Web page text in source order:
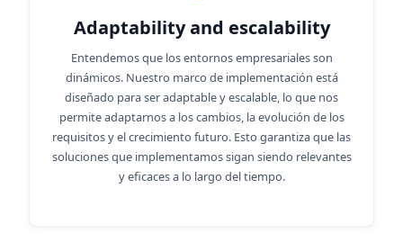
Adaptability and escalability
Entendemos que los entornos empresariales son
dinámicos. Nuestro marco de implementación está
diseñado para ser adaptable y escalable, lo que nos
permite adaptarnos a los cambios, la evolución de los
requisitos y el crecimiento futuro. Esto garantiza que las
soluciones que implementamos sigan siendo relevantes
y eficaces a lo largo del tiempo.